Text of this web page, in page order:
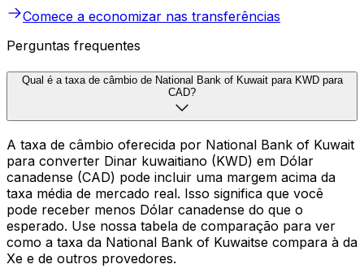
Comece a economizar nas transferências
Perguntas frequentes
Qual é a taxa de câmbio de National Bank of Kuwait para KWD para
CAD?
A taxa de câmbio oferecida por National Bank of Kuwait
para converter Dinar kuwaitiano (KWD) em Dólar
canadense (CAD) pode incluir uma margem acima da
taxa média de mercado real. Isso significa que você
pode receber menos Dólar canadense do que o
esperado. Use nossa tabela de comparação para ver
como a taxa da National Bank of Kuwaitse compara à da
Xe e de outros provedores.